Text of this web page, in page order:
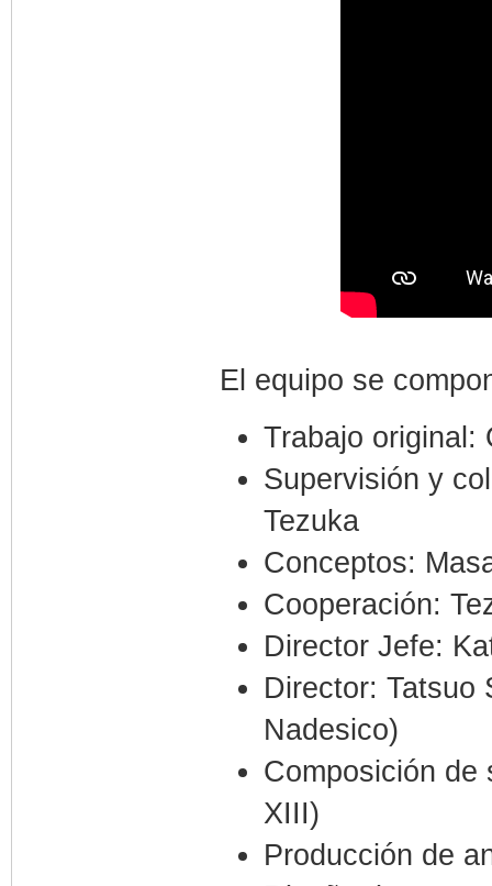
El equipo se
Trabajo original:
Supervisión y
Tezuka
Conceptos:
Cooperación:
Director Jefe:
Director: Tatsuo
Nadesico)
Composición de
XIII)
Producción de